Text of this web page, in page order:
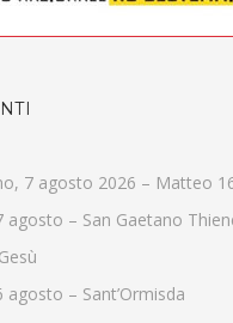
7 agosto 2026 – Matteo
agosto – San Gaetano
– Sant’Ormisda